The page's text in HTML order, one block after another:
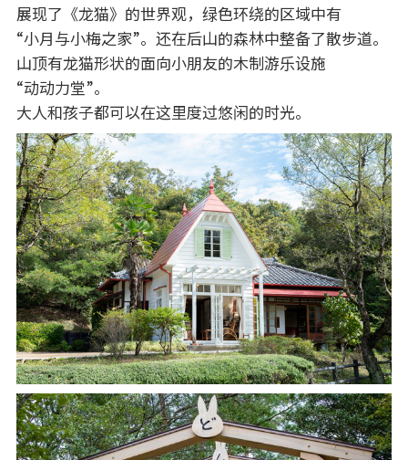
展现了《龙猫》的世界观，绿色环绕的区域中有
“小月与小梅之家”。还在后山的森林中整备了散步道。
山顶有龙猫形状的面向小朋友的木制游乐设施
“动动力堂”。
大人和孩子都可以在这里度过悠闲的时光。